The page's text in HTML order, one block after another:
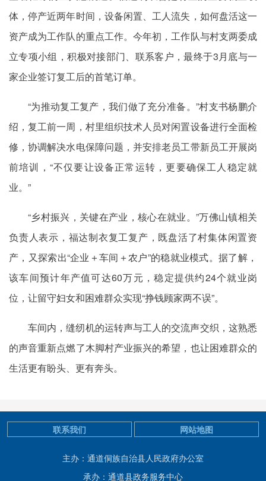
体，停产近两年时间，设备闲置、工人流失，如何盘活这一
资产成为工作队的重点工作。今年初，工作队与村支两委成
立专项小组，积极对接部门、联系客户，最终于3月底与一
家企业签订复工后的首笔订单。
“为推动复工复产，我们做了充分准备。”村支书杨鹏介
绍，复工前一周，村里组织技术人员对闲置设备进行全面检
修，协调解决水电保障问题，并安排老员工带新员工开展岗
前培训，“不仅要让设备正常运转，更要确保工人稳定就
业。”
“乡村振兴，关键在产业，核心在就业。”万佛山镇相关
负责人表示，福达制衣复工复产，既盘活了村集体闲置资
产，又探索出“企业＋车间＋农户”的稳就业模式。据了解，
该车间预计年产值可达60万元，稳定提供约24个就业岗
位，让留守妇女和困难群众实现“挣钱顾家两不误”。
车间内，缝纫机的运转声与工人的交流声交织，这熟悉
的声音重新点燃了木脚村产业振兴的希望，也让困难群众的
生活更有盼头、更有奔头。
主办：通道侗族自治县人民政府办公室
承办：通道县政务服务中心
联系我们 网站地图